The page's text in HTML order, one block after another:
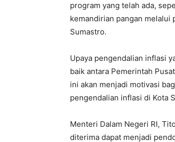
program yang telah ada,
kemandirian pangan melalui
Sumastro.
Upaya pengendalian inflasi
baik antara Pemerintah
ini akan menjadi motivasi
pengendalian inflasi di Kota
Menteri Dalam Negeri RI,
diterima dapat menjadi